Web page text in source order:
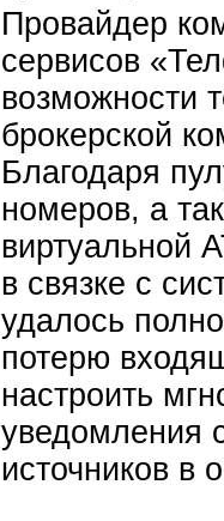
Провайдер
сервисов
возможности
брокерской
Благодаря
номеров, а
виртуальной
в связке с
удалось
потерю
настроить
уведомления
источников в